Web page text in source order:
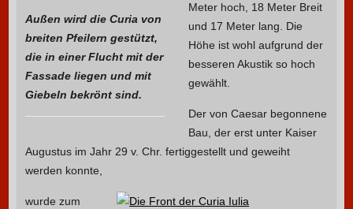
Außen wird die Curia von
breiten Pfeilern gestützt,
die in einer Flucht mit der
Fassade liegen und mit
Giebeln bekrönt sind.
Meter hoch, 18 Meter Breit
und 17 Meter lang. Die
Höhe ist wohl aufgrund der
besseren Akustik so hoch
gewählt.
Der von Caesar begonnene
Bau, der erst unter Kaiser
Augustus im Jahr 29 v. Chr. fertiggestellt und geweiht
werden konnte,
wurde zum